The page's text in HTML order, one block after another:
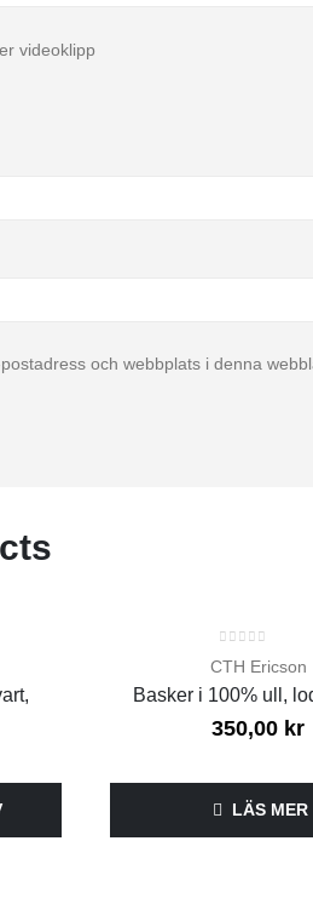
videoklipp
och webbplats i denna
CTH Ericson
Basker i 100% ull,
350,00 kr
LÄS MER